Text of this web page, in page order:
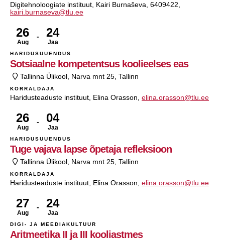
Digitehnoloogiate instituut, Kairi Burnaševa, 6409422,
kairi.burnaseva@tlu.ee
26
Aug
24
Jaa
HARIDUSUUENDUS
Sotsiaalne kompetentsus koolieelses eas
Tallinna Ülikool, Narva mnt 25, Tallinn
KORRALDAJA
Haridusteaduste instituut, Elina Orasson, elina.orasson@tlu.ee
26
Aug
04
Jaa
HARIDUSUUENDUS
Tuge vajava lapse õpetaja refleksioon
Tallinna Ülikool, Narva mnt 25, Tallinn
KORRALDAJA
Haridusteaduste instituut, Elina Orasson, elina.orasson@tlu.ee
27
Aug
24
Jaa
DIGI- JA MEEDIAKULTUUR
Aritmeetika II ja III kooliastmes